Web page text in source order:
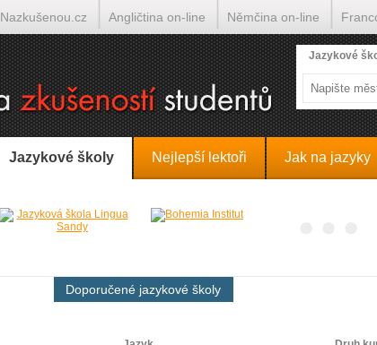
Jazykové školy Nejlepší lektoři Jak na jazyky
Doporučené jazykové školy
Jazykové
Nazkušenou.cz Angličtina on-line Němčina on-line